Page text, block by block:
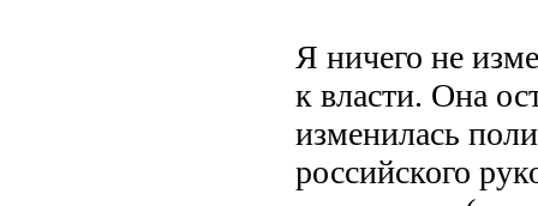
Я ничего не
к власти. Она
изменилась
российского